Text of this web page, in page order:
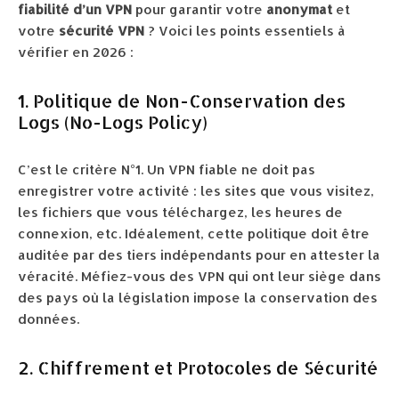
fiabilité d’un VPN pour garantir votre anonymat et
votre sécurité VPN ? Voici les points essentiels à
vérifier en 2026 :
1. Politique de Non-Conservation des
Logs (No-Logs Policy)
C’est le critère N°1. Un VPN fiable ne doit pas
enregistrer votre activité : les sites que vous visitez,
les fichiers que vous téléchargez, les heures de
connexion, etc. Idéalement, cette politique doit être
auditée par des tiers indépendants pour en attester la
véracité. Méfiez-vous des VPN qui ont leur siège dans
des pays où la législation impose la conservation des
données.
2. Chiffrement et Protocoles de Sécurité